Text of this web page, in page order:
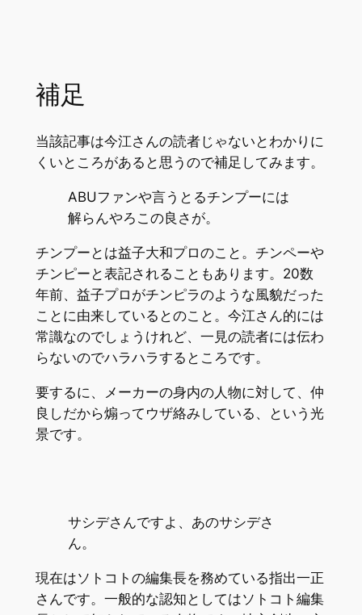
補足
当該記事は今江さんの読者じゃないとわかりに
くいところがあると思うので補足してみます。
ABUファンや言うとるチンプーには
解らんやろこの良さが。
チンプーとは益子大和プロのこと。チンペーや
チンピーと表記されることもあります。20数
年前、益子プロがチンピラのような風貌だった
ことに由来しているとのこと。今江さん的には
常識なのでしょうけれど、一見の読者には伝わ
らないのでハラハラするところです。
要するに、メーカーの身内の人物に対して、仲
良しだから煽ってウザ絡みしている、という光
景です。
サシデさんですよ、あのサシデさ
ん。
現在はソトコトの編集長を務めている指出一正
さんです。一般的な認知としてはソトコト編集